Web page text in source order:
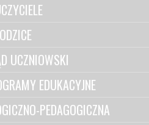
UCZNIOWSKI
EDUKACYJNE
PEDAGOGICZNA